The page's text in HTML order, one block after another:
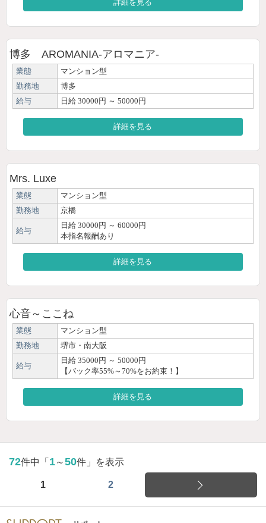
詳細を見る
博多 AROMANIA-アロマニア-
業態
マンション型
勤務地
博多
給与
日給 30000円 ～ 50000円
詳細を見る
Mrs. Luxe
業態
マンション型
勤務地
京橋
給与
日給 30000円 ～ 60000円
本指名報酬あり
詳細を見る
心音～ここね
業態
マンション型
勤務地
堺市・南大阪
給与
日給 35000円 ～ 50000円
【バック率55%～70%をお約束！】
詳細を見る
72件中「 1～50件」を表示
1 2